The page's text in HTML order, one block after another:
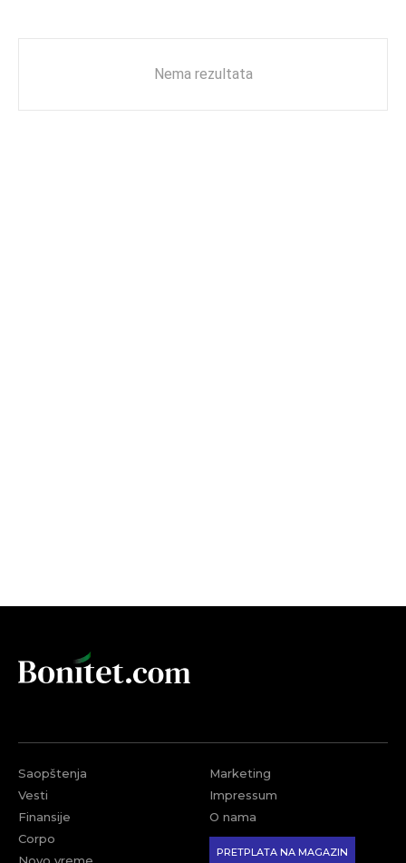
Nema rezultata
Saopštenja
Vesti
Finansije
Corpo
Marketing
Impressum
O nama
PRETPLATA NA MAGAZIN